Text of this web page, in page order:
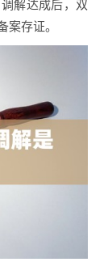
解达成后，双
存证。